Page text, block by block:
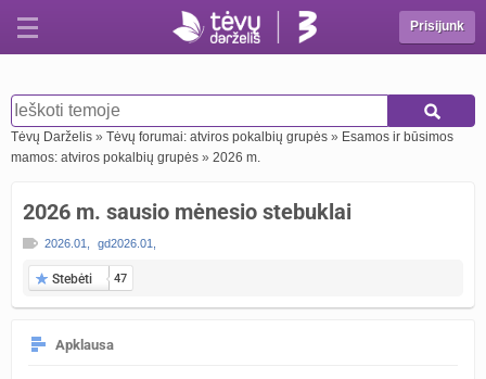
Prisijunk
Tėvų Darželis » Tėvų forumai: atviros pokalbių grupės » Esamos ir būsimos
mamos: atviros pokalbių grupės » 2026 m.
2026 m. sausio mėnesio stebuklai
2026.01 gd2026.01
Stebėti 47
Apklausa